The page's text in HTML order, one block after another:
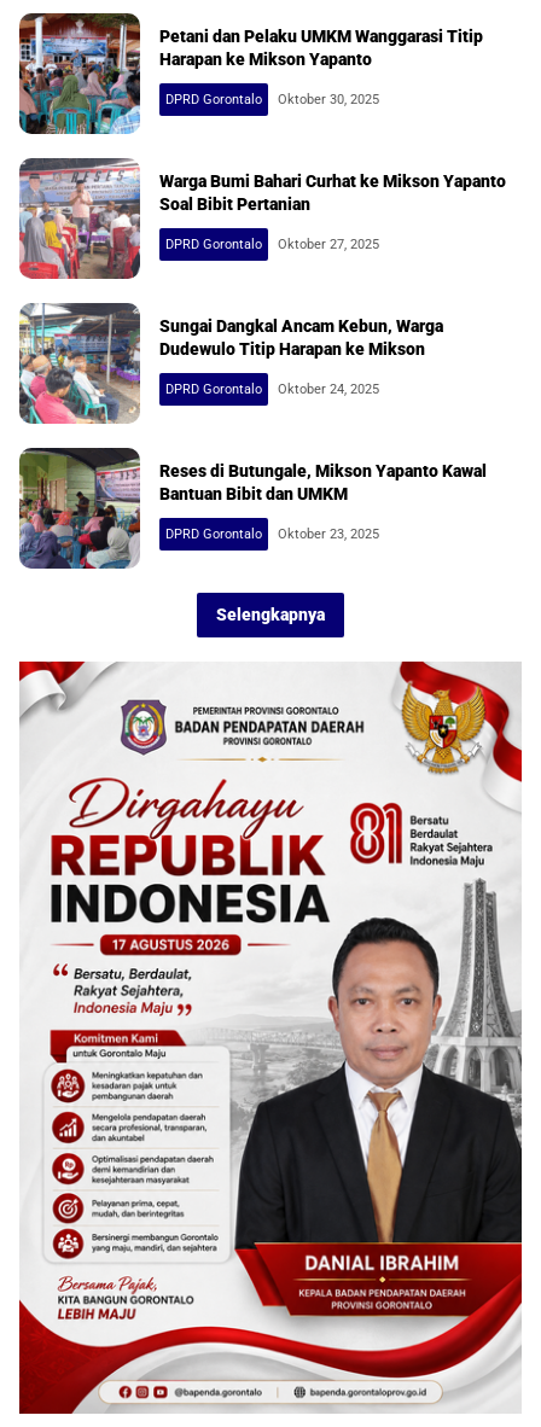
Petani dan Pelaku UMKM Wanggarasi Titip
Harapan ke Mikson Yapanto
DPRD Gorontalo Oktober 30, 2025
Warga Bumi Bahari Curhat ke Mikson Yapanto
Soal Bibit Pertanian
DPRD Gorontalo Oktober 27, 2025
Sungai Dangkal Ancam Kebun, Warga
Dudewulo Titip Harapan ke Mikson
DPRD Gorontalo Oktober 24, 2025
Reses di Butungale, Mikson Yapanto Kawal
Bantuan Bibit dan UMKM
DPRD Gorontalo Oktober 23, 2025
Selengkapnya